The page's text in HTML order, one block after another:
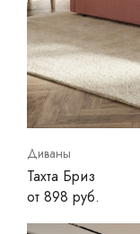
Диваны
Тахта Бриз
от 898 руб.